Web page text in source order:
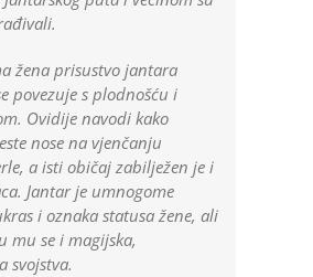
žena prisustvo jantara
povezuje s plodnošću i
Ovidije navodi kako
nose na vjenčanju
a isti običaj zabilježen je i
Jantar je umnogome
i oznaka statusa žene, ali
mu se i magijska,
svojstva.